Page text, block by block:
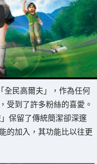
民高爾夫」，作為任何
受到了許多粉絲的喜愛。
保留了傳統簡潔卻深邃
的加入，其功能比以往更